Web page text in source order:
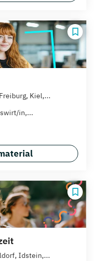
Kiel,...
in,...
Idstein,...